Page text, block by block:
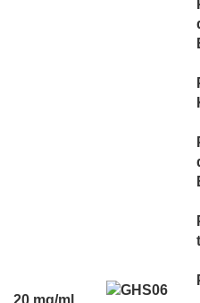
20 mg/ml